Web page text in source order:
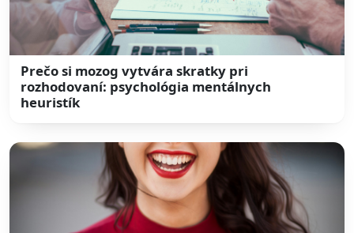
Prečo si mozog vytvára skratky pri
rozhodovaní: psychológia mentálnych
heuristík